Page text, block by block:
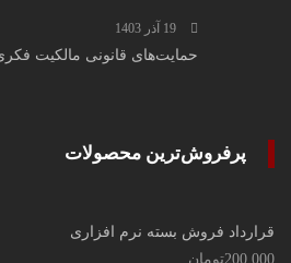
19 آذر 1403
حمایت‌های قانونی مالکیت
پرفروش‌ترین محصولات
قرارداد فروش بسته نرم افزاری
200,000تومان